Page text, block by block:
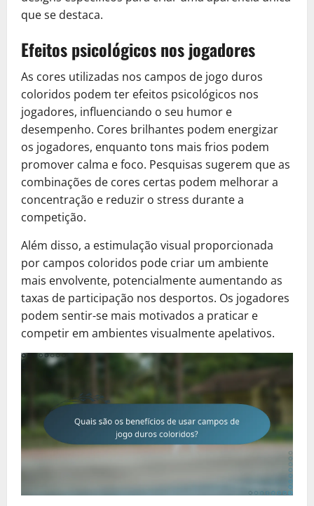
que se destaca.
Efeitos psicológicos nos jogadores
As cores utilizadas nos campos de jogo duros
coloridos podem ter efeitos psicológicos nos
jogadores, influenciando o seu humor e
desempenho. Cores brilhantes podem energizar
os jogadores, enquanto tons mais frios podem
promover calma e foco. Pesquisas sugerem que as
combinações de cores certas podem melhorar a
concentração e reduzir o stress durante a
competição.
Além disso, a estimulação visual proporcionada
por campos coloridos pode criar um ambiente
mais envolvente, potencialmente aumentando as
taxas de participação nos desportos. Os jogadores
podem sentir-se mais motivados a praticar e
competir em ambientes visualmente apelativos.